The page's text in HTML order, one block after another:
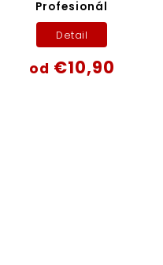
Profesionál
od €10,90
Detail